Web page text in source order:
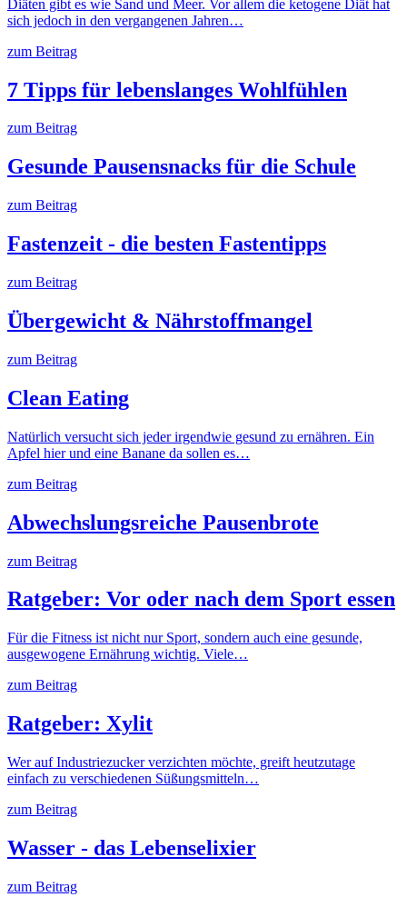
Diäten gibt es wie Sand und Meer. Vor allem die ketogene Diät hat
sich jedoch in den vergangenen Jahren…
zum Beitrag
7 Tipps für lebenslanges Wohlfühlen
zum Beitrag
Gesunde Pausensnacks für die Schule
zum Beitrag
Fastenzeit - die besten Fastentipps
zum Beitrag
Übergewicht & Nährstoffmangel
zum Beitrag
Clean Eating
Natürlich versucht sich jeder irgendwie gesund zu ernähren. Ein
Apfel hier und eine Banane da sollen es…
zum Beitrag
Abwechslungsreiche Pausenbrote
zum Beitrag
Ratgeber: Vor oder nach dem Sport essen
Für die Fitness ist nicht nur Sport, sondern auch eine gesunde,
ausgewogene Ernährung wichtig. Viele…
zum Beitrag
Ratgeber: Xylit
Wer auf Industriezucker verzichten möchte, greift heutzutage
einfach zu verschiedenen Süßungsmitteln…
zum Beitrag
Wasser - das Lebenselixier
zum Beitrag